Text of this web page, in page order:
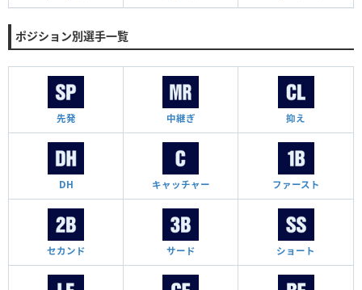
ポジション別選手一覧
先発 中継ぎ 抑え
DH キャッチャー ファースト
セカンド サード ショート